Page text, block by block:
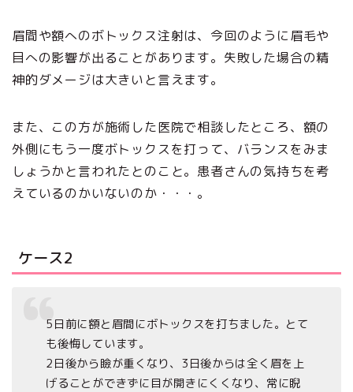
眉間や額へのボトックス注射は、今回のように眉毛や
目への影響が出ることがあります。失敗した場合の精
神的ダメージは大きいと言えます。
また、この方が施術した医院で相談したところ、額の
外側にもう一度ボトックスを打って、バランスをみま
しょうかと言われたとのこと。患者さんの気持ちを考
えているのかいないのか・・・。
ケース2
5日前に額と眉間にボトックスを打ちました。とて
も後悔しています。
2日後から瞼が重くなり、3日後からは全く眉を上
げることができずに目が開きにくくなり、常に睨